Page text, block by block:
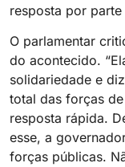
resposta por
O parlamentar
do acontecido.
solidariedade e
total das forças
resposta rápida.
esse, a
forças públicas.